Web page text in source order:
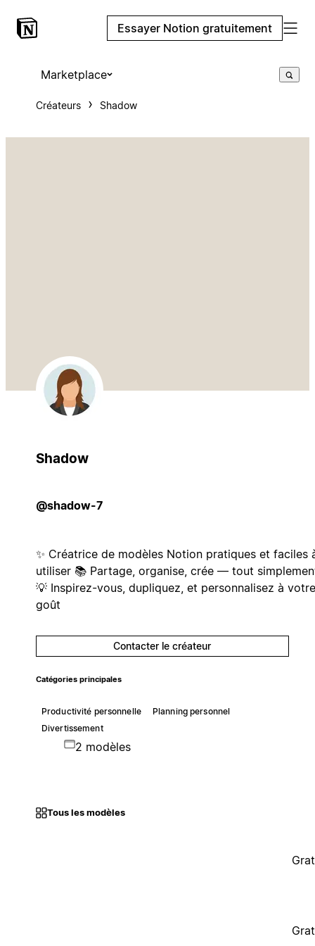
Essayer Notion gratuitement
Marketplace
Créateurs Shadow
Shadow
@shadow-7
✨ Créatrice de modèles Notion pratiques et faciles
utiliser 📚 Partage, organise, crée — tout
💡 Inspirez-vous, dupliquez, et personnalisez à votre
goût
Contacter le créateur
Catégories principales
Productivité personnelle
Planning personnel
Divertissement
2 modèles
Tous les modèles